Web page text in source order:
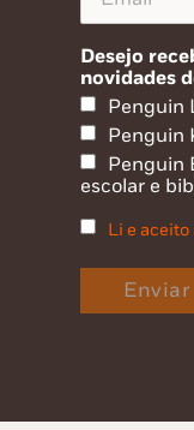
Desejo
novidades
Penguin
Penguin
Penguin
escolar e
Li e